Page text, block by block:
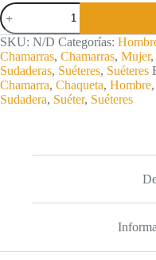
Poncho
Afelpado
Unisex
con
Mangas
cantidad
SKU: N/D Categorías:
Chamarras, Chamarras, Mujer,
Sudaderas, Suéteres, Suéteres
Chamarra, Chaqueta, Hombre,
Sudadera, Suéter, Suéteres